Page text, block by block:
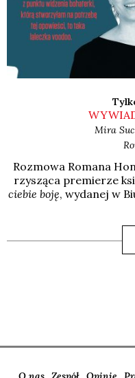
Mira
Roz­mo­wa Roma­na
rzy­szą­ca pre­mie­rze
cie­bie boję, wyda­nej w